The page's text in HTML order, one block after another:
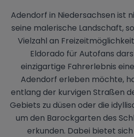
Adendorf in Niedersachsen ist
seine malerische Landschaft,
Vielzahl an
Eldorado für Autofans
einzigartige Fahrerlebnis
Adendorf erleben möchte,
entlang der kurvigen Straßen
Gebiets zu düsen oder die
um den Barockgarten des
erkunden. Dabei bietet